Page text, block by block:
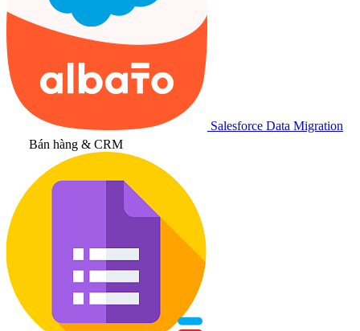
Salesforce Data Migration
Bán hàng & CRM